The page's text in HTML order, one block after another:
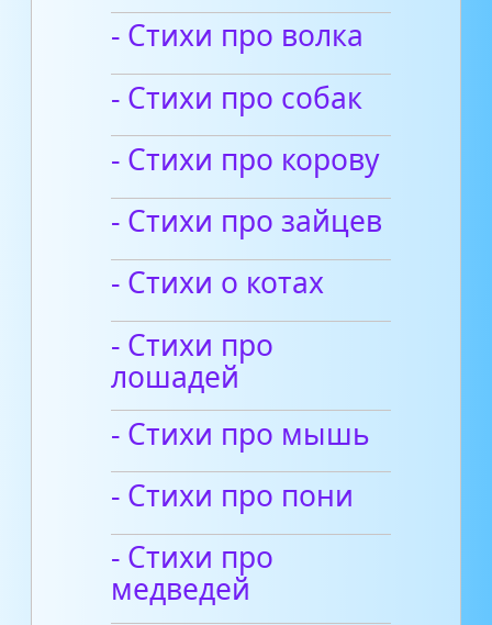
- Стихи про волка
- Cтихи про собак
- Стихи про корову
- Стихи про зайцев
- Стихи о котах
- Стихи про
лошадей
- Стихи про мышь
- Стихи про пони
- Стихи про
медведей